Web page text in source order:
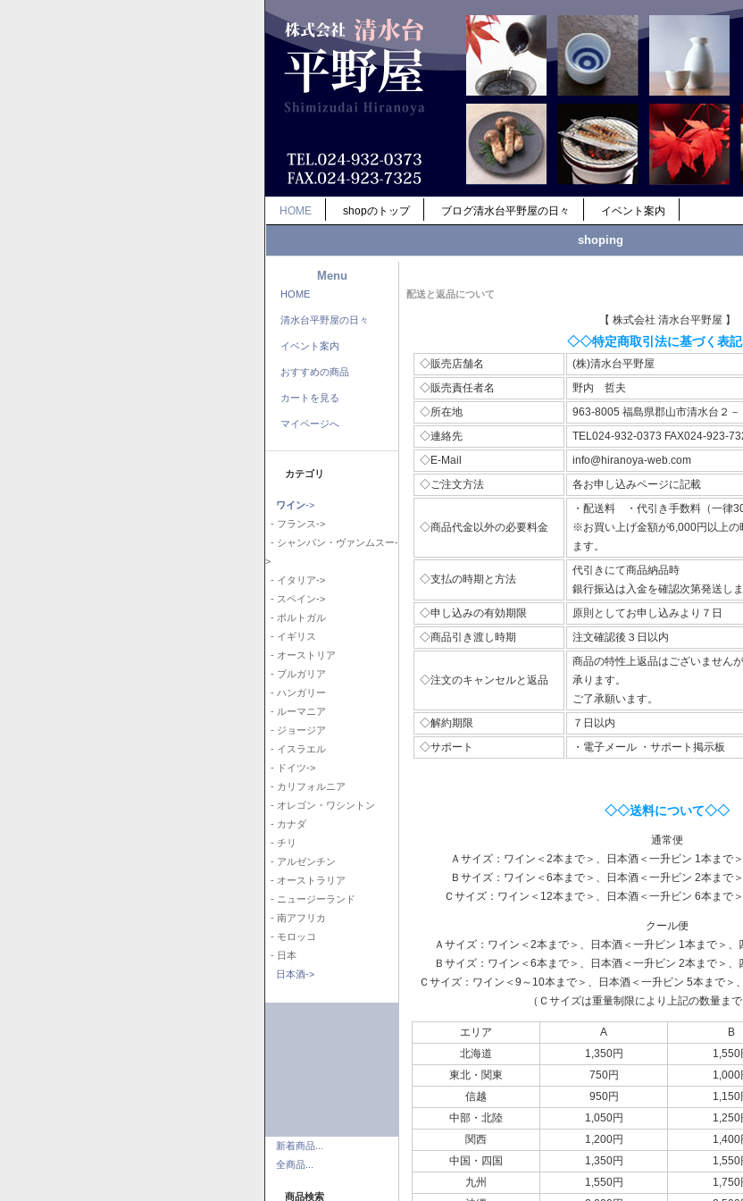
HOME shopのトップ ブログ清水台平野屋の日々 イベント案内
shoping
Menu
HOME
清水台平野屋の日々
イベント案内
おすすめの商品
カートを見る
マイページへ
カテゴリ
ワイン->
- フランス->
- シャンパン・ヴァンムスー-
>
- イタリア->
- スペイン->
- ポルトガル
- イギリス
- オーストリア
- ブルガリア
- ハンガリー
- ルーマニア
- ジョージア
- イスラエル
- ドイツ->
- カリフォルニア
- オレゴン・ワシントン
- カナダ
- チリ
- アルゼンチン
- オーストラリア
- ニュージーランド
- 南アフリカ
- モロッコ
- 日本
日本酒->
新着商品...
全商品...
商品検索
配送と返品について
【 株式会社 清水台平野屋 】
◇◇特定商取引法に基づく表
◇販売店舗名
(株)清水台平野屋
◇販売責任者名
野内 哲夫
◇所在地
963-8005 福島県郡山市清水台２－
◇連絡先
TEL024-932-0373 FAX024-923-
◇E-Mail
info@hiranoya-web.com
◇ご注文方法
各お申し込みページに記載
◇商品代金以外の必要料金
・配送料 ・代引き手数料（一律
※お買い上げ金額が6,000円以上の
ます。
◇支払の時期と方法
代引きにて商品納品時
銀行振込は入金を確認次第発送し
◇申し込みの有効期限
原則としてお申し込みより７日
◇商品引き渡し時期
注文確認後３日以内
◇注文のキャンセルと返品
商品の特性上返品はございません
承ります。
ご了承願います。
◇解約期限
７日以内
◇サポート
・電子メール ・サポート掲示板
◇◇送料について◇◇
通常便
Ａサイズ：ワイン＜2本まで＞、日本酒＜一升ビン 1本ま
Ｂサイズ：ワイン＜6本まで＞、日本酒＜一升ビン 2本ま
Ｃサイズ：ワイン＜12本まで＞、日本酒＜一升ビン 6本ま
クール便
Ａサイズ：ワイン＜2本まで＞、日本酒＜一升ビン 1本まで＞
Ｂサイズ：ワイン＜6本まで＞、日本酒＜一升ビン 2本まで＞
Ｃサイズ：ワイン＜9～10本まで＞、日本酒＜一升ビン 5本まで
（Ｃサイズは重量制限により上記の数量まで
エリア A B
北海道
1,350円 1,550
東北・関東
750円 1,000
信越
950円 1,150
中部・北陸
1,050円 1,250
関西
1,200円 1,400
中国・四国
1,350円 1,550
九州
1,550円 1,750